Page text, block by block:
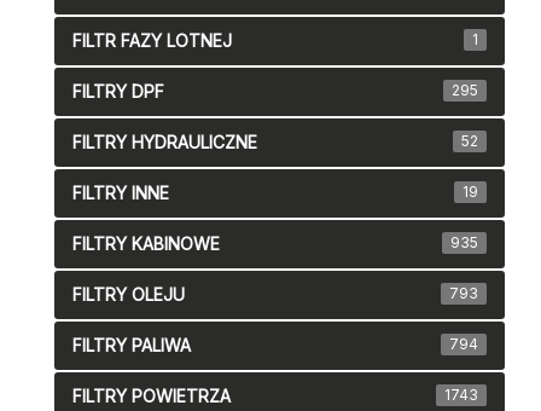
FILTR FAZY LOTNEJ 1
FILTRY DPF 295
FILTRY HYDRAULICZNE 52
FILTRY INNE 19
FILTRY KABINOWE 935
FILTRY OLEJU 793
FILTRY PALIWA 794
FILTRY POWIETRZA 1743